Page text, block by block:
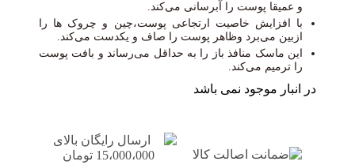
و عمیقا پوست را آبرسانی می‌کند.
با افزایش خاصیت ارتجاعی پوست،چین و چروک ها را
ازبین می‌برد وظاهر پوست را صاف و یکدست می‌کند.
این ماسک منافذ باز را به حداقل می‌رساند و بافت پوست
را ترمیم می‌کند.
در انبار موجود نمی باشد